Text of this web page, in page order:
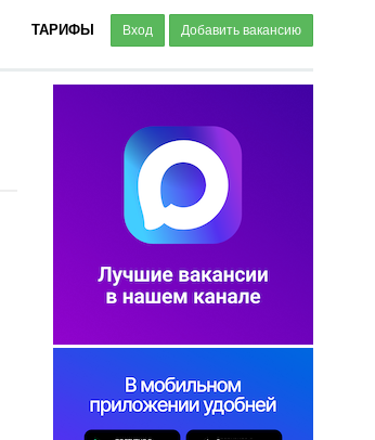
ТАРИФЫ Вход Добавить вакансию